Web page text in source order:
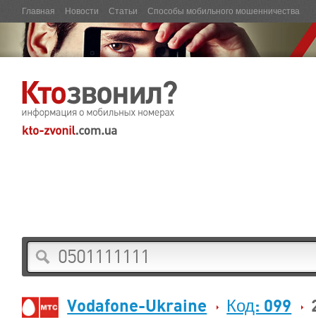
Главная Новости Статьи Способы мобильного мошенничества
Vodafone-Ukraine Код: 099